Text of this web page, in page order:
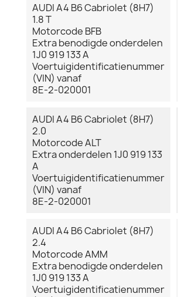
AUDI A4 B6 Cabriolet (8H7)
1.8 T
Motorcode BFB
Extra benodigde onderdelen
1J0 919 133 A
Voertuigidentificatienummer
(VIN) vanaf
8E-2-020001
AUDI A4 B6 Cabriolet (8H7)
2.0
Motorcode ALT
Extra onderdelen 1J0 919 133
A
Voertuigidentificatienummer
(VIN) vanaf
8E-2-020001
AUDI A4 B6 Cabriolet (8H7)
2.4
Motorcode AMM
Extra benodigde onderdelen
1J0 919 133 A
Voertuigidentificatienummer